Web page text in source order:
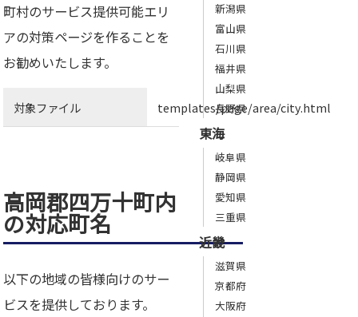
町村のサービス提供可能エリ
アの対策ページを作ることを
お勧めいたします。
対象ファイル templates/page/area/city.html
高岡郡四万十町内
の対応町名
以下の地域の皆様向けのサー
ビスを提供しております。
新潟県
富山県
石川県
福井県
山梨県
長野県
東海
岐阜県
静岡県
愛知県
三重県
近畿
滋賀県
京都府
大阪府